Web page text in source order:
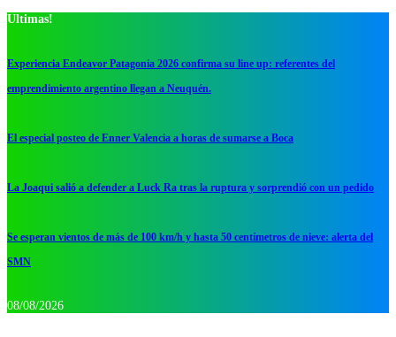
Ultimas!
Experiencia Endeavor Patagonia 2026 confirma su line up: referentes del
emprendimiento argentino llegan a Neuquén.
El especial posteo de Enner Valencia a horas de sumarse a Boca
La Joaqui salió a defender a Luck Ra tras la ruptura y sorprendió con un pedido
Se esperan vientos de más de 100 km/h y hasta 50 centímetros de nieve: alerta del
SMN
08/08/2026